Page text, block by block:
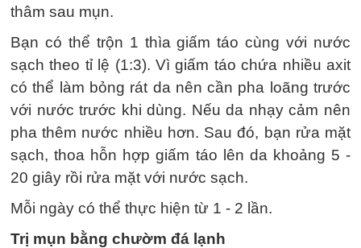
thâm sau mụn.
Bạn có thể trộn 1 thìa giấm táo cùng với nước
sạch theo tỉ lệ (1:3). Vì giấm táo chứa nhiều axit
có thể làm bỏng rát da nên cần pha loãng trước
với nước trước khi dùng. Nếu da nhạy cảm nên
pha thêm nước nhiều hơn. Sau đó, bạn rửa mặt
sạch, thoa hỗn hợp giấm táo lên da khoảng 5 -
20 giây rồi rửa mặt với nước sạch.
Mỗi ngày có thể thực hiện từ 1 - 2 lần.
Trị mụn bằng chườm đá lạnh